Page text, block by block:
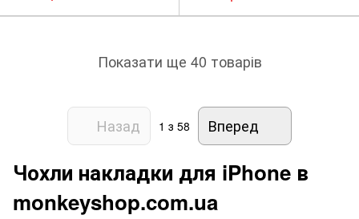
Bedrock Blue AAA
Показати ще 40 товарів
Назад 1 з 58 Вперед
Чохли накладки для iPhone в
monkeyshop.com.ua